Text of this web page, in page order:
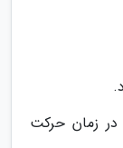
زمان حرکت